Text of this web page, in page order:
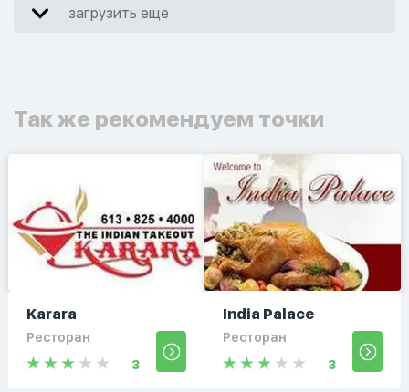
загрузить еще
Так же рекомендуем точки
Karara
Ресторан
3
India Palace
Ресторан
3